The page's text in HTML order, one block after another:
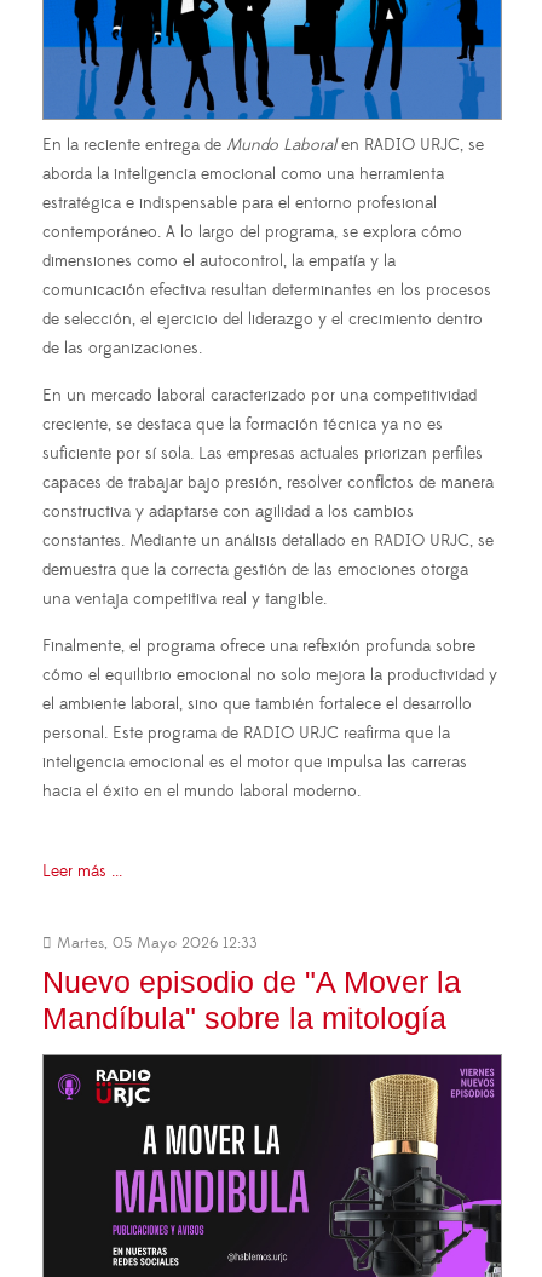
En la reciente entrega de Mundo Laboralen RADIO URJC, se
aborda la inteligencia emocional como una herramienta
estratégica e indispensable para el entorno profesional
contemporáneo. A lo largo del programa, se explora cómo
dimensiones como el autocontrol, la empatía y la
comunicación efectiva resultan determinantes en los procesos
de selección, el ejercicio del liderazgo y el crecimiento dentro
de las organizaciones.
En un mercado laboral caracterizado por una competitividad
creciente, se destaca que la formación técnica ya no es
suficiente por sí sola. Las empresas actuales priorizan perfiles
capaces de trabajar bajo presión, resolver conflictos de manera
constructiva y adaptarse con agilidad a los cambios
constantes. Mediante un análisis detallado en RADIO URJC, se
demuestra que la correcta gestión de las emociones otorga
una ventaja competitiva real y tangible.
Finalmente, el programa ofrece una reflexión profunda sobre
cómo el equilibrio emocional no solo mejora la productividad y
el ambiente laboral, sino que también fortalece el desarrollo
personal. Este programa de RADIO URJC reafirma que la
inteligencia emocional es el motor que impulsa las carreras
hacia el éxito en el mundo laboral moderno.
Leer más ...
Martes, 05 Mayo 2026 12:33
Nuevo episodio de "A Mover la
Mandíbula" sobre la mitología